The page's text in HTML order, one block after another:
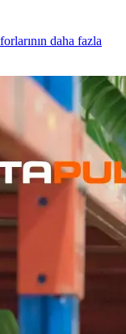
daha fazla